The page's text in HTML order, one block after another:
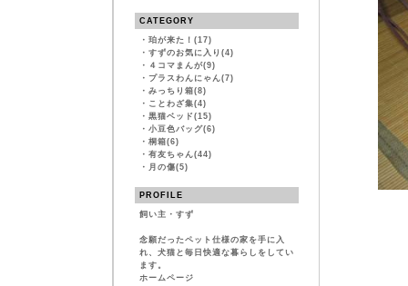
CATEGORY
・ 珀が来た！(17)
・ すずのお気に入り(4)
・ ４コマまんが(9)
・ プラスわんにゃん(7)
・ みっちり箱(8)
・ ことわざ集(4)
・ 黒猫ベッド(15)
・ 小豆色バッグ(6)
・ 桐箱(6)
・ 有友ちゃん(44)
・ 月の傷(5)
PROFILE
飼い主・すず
念願だったペット仕様の家を手に入
れ、犬猫と毎日快適な暮らしをしてい
ます。
ホームページ